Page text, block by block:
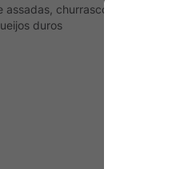
churrasco, cordeiro,
duros